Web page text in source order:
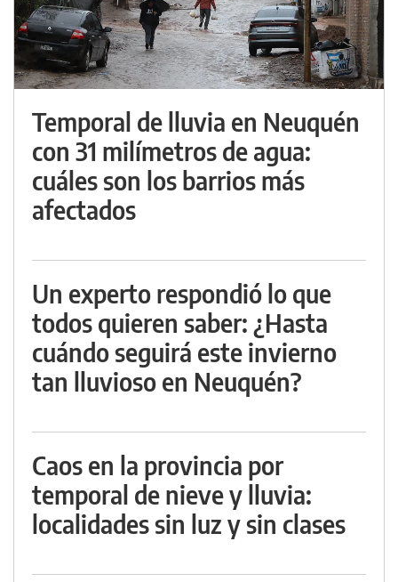
Temporal de lluvia en Neuquén
con 31 milímetros de agua:
cuáles son los barrios más
afectados
Un experto respondió lo que
todos quieren saber: ¿Hasta
cuándo seguirá este invierno
tan lluvioso en Neuquén?
Caos en la provincia por
temporal de nieve y lluvia:
localidades sin luz y sin clases